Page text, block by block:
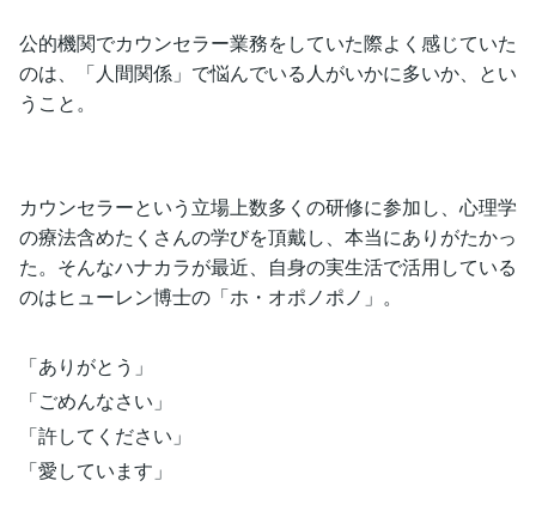
公的機関でカウンセラー業務をしていた際よく感じていた
のは、「人間関係」で悩んでいる人がいかに多いか、とい
うこと。
カウンセラーという立場上数多くの研修に参加し、心理学
の療法含めたくさんの学びを頂戴し、本当にありがたかっ
た。そんなハナカラが最近、自身の実生活で活用している
のはヒューレン博士の「ホ・オポノポノ」。
「ありがとう」
「ごめんなさい」
「許してください」
「愛しています」